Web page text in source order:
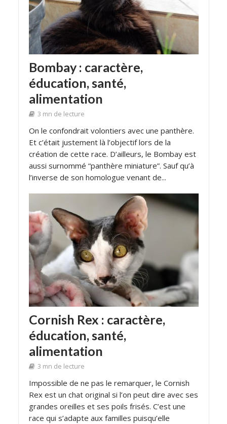
Bombay : caractère,
éducation, santé,
alimentation
3 mn de lecture
On le confondrait volontiers avec une panthère.
Et c’était justement là l’objectif lors de la
création de cette race. D’ailleurs, le Bombay est
aussi surnommé “panthère miniature”. Sauf qu’à
l’inverse de son homologue venant de...
Cornish Rex : caractère,
éducation, santé,
alimentation
3 mn de lecture
Impossible de ne pas le remarquer, le Cornish
Rex est un chat original si l’on peut dire avec ses
grandes oreilles et ses poils frisés. C’est une
race qui s’adapte aux familles puisqu’elle